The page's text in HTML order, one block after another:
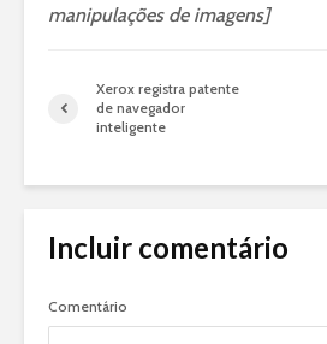
manipulações de imagens]
Xerox registra patente
de navegador
inteligente
Incluir comentário
Comentário